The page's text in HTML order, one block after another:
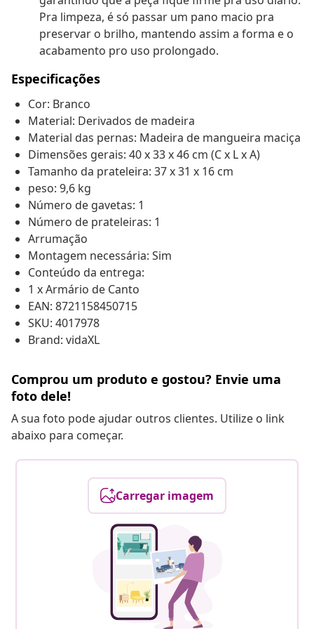
Pra limpeza, é só passar um pano macio pra
preservar o brilho, mantendo assim a forma e o
acabamento pro uso prolongado.
Especificações
Cor: Branco
Material: Derivados de madeira
Material das pernas: Madeira de mangueira maciça
Dimensões gerais: 40 x 33 x 46 cm (C x L x A)
Tamanho da prateleira: 37 x 31 x 16 cm
peso: 9,6 kg
Número de gavetas: 1
Número de prateleiras: 1
Arrumação
Montagem necessária: Sim
Conteúdo da entrega:
1 x Armário de Canto
EAN: 8721158450715
SKU: 4017978
Brand: vidaXL
Comprou um produto e gostou? Envie uma
foto dele!
A sua foto pode ajudar outros clientes. Utilize o link
abaixo para começar.
Carregar imagem